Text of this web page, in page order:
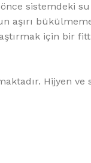
sistemdeki su
aşırı
için bir
Hijyen